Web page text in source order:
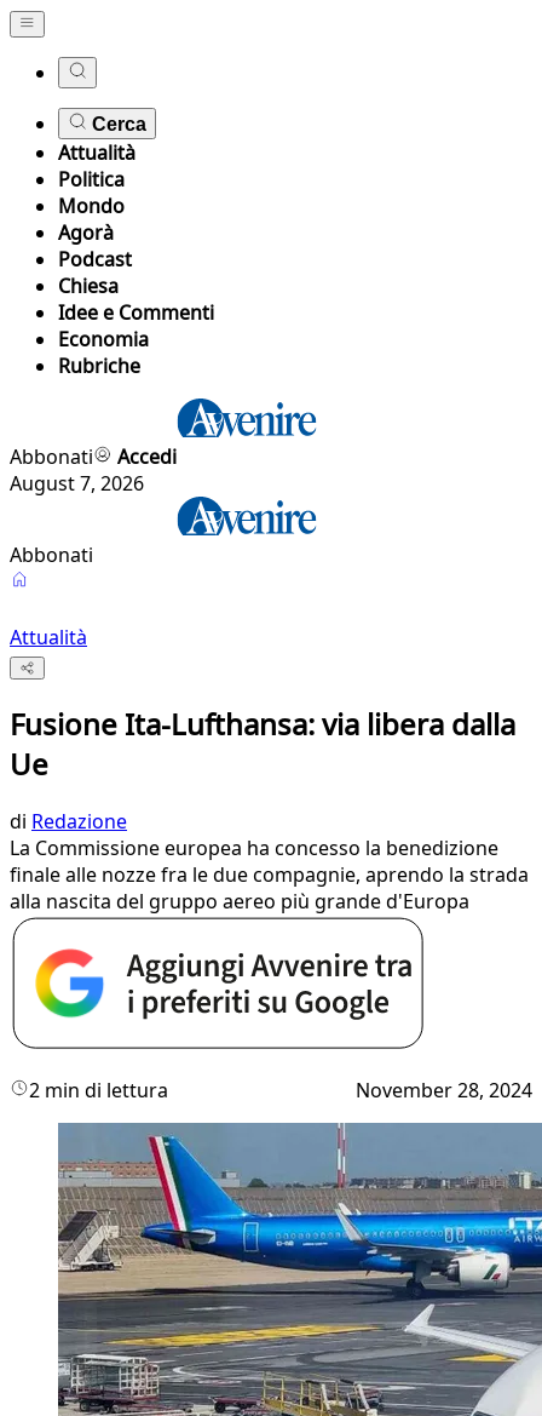
Cerca
Attualità
Politica
Mondo
Agorà
Podcast
Chiesa
Idee e Commenti
Economia
Rubriche
Abbonati
Accedi
August 7, 2026
Abbonati
Attualità
Fusione Ita-Lufthansa: via libera dalla
Ue
di Redazione
La Commissione europea ha concesso la benedizione
finale alle nozze fra le due compagnie, aprendo la strada
alla nascita del gruppo aereo più grande d'Europa
2 min di lettura November 28, 2024